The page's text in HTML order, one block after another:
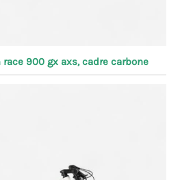
900 gx axs, cadre carbone